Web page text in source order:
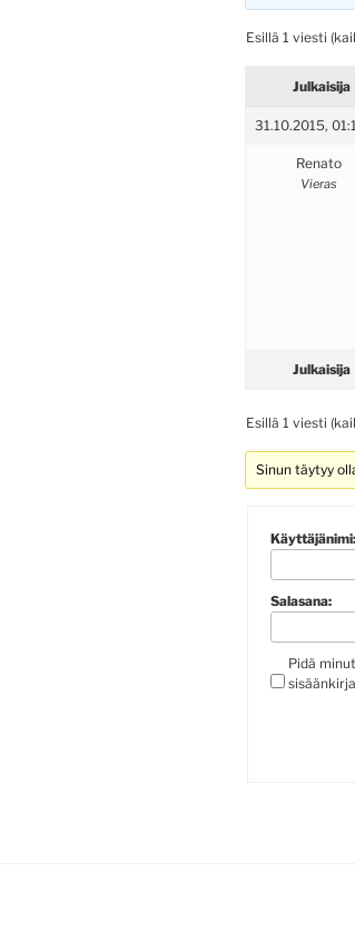
Esillä 1 viesti
Julkaisija
31.10.2015,
Renato
Vieras
Julkaisija
Esillä 1 viesti
Sinun täytyy
Käyttäjänimi:
Salasana:
Pidä minut